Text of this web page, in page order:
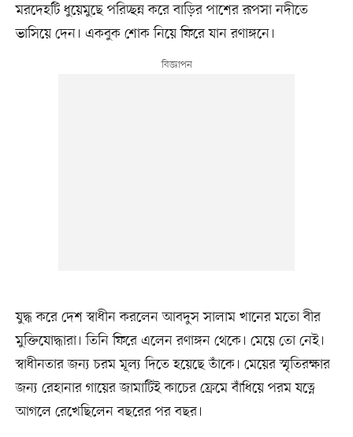
মরদেহটি ধুয়েমুছে পরিচ্ছন্ন করে বাড়ির পাশের রূপসা নদীতে
ভাসিয়ে দেন। একবুক শোক নিয়ে ফিরে যান রণাঙ্গনে।
যুদ্ধ করে দেশ স্বাধীন করলেন আবদুস সালাম খানের মতো বীর
মুক্তিযোদ্ধারা। তিনি ফিরে এলেন রণাঙ্গন থেকে। মেয়ে তো নেই।
স্বাধীনতার জন্য চরম মূল্য দিতে হয়েছে তাঁকে। মেয়ের স্মৃতিরক্ষার
জন্য রেহানার গায়ের জামাটিই কাচের ফ্রেমে বাঁধিয়ে পরম যত্নে
আগলে রেখেছিলেন বছরের পর বছর।